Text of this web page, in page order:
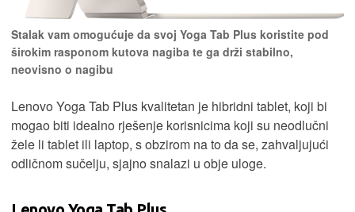
Stalak vam omogućuje da svoj Yoga Tab Plus koristite pod
širokim rasponom kutova nagiba te ga drži stabilno,
neovisno o nagibu
Lenovo Yoga Tab Plus kvalitetan je hibridni tablet, koji bi
mogao biti idealno rješenje korisnicima koji su neodlučni
žele li tablet ili laptop, s obzirom na to da se, zahvaljujući
odličnom sučelju, sjajno snalazi u obje uloge.